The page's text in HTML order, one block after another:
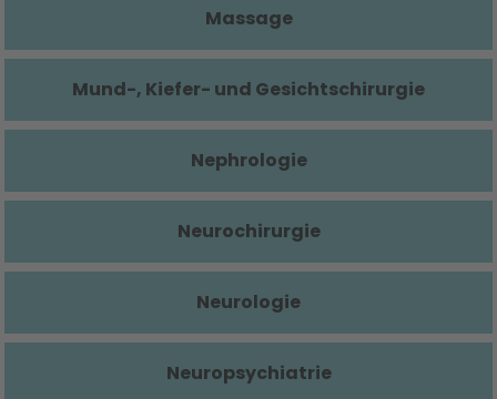
Massage
Mund-, Kiefer- und Gesichtschirurgie
Nephrologie
Neurochirurgie
Neurologie
Neuropsychiatrie